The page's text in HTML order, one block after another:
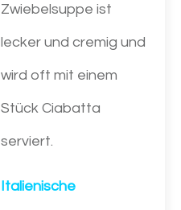
Zwiebelsuppe ist
lecker und cremig und
wird oft mit einem
Stück Ciabatta
serviert.
Italienische